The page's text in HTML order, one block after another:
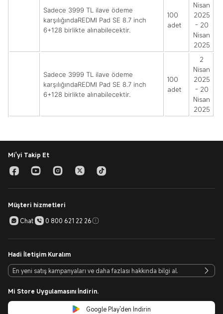
Sadece 3999 TL ilave ödeme
karşılığındaREDMI Pad SE 8.7 inch
6+128 birlikte alınabilecektir.
100
adet
Nisan
2025
- 20
Nisan
2025
Sadece 3999 TL ilave ödeme
karşılığındaREDMI Pad SE 8.7 inch
6+128 birlikte alınabilecektir.
100
adet
2
Nisan
2025
- 20
Nisan
2025
Mi'yi Takip Et
Müşteri hizmetleri
Chat
0 800 621 22 26
Hadi İletişim Kuralım
Mi Store Uygulamasını İndirin.
Google Play'den İndirin